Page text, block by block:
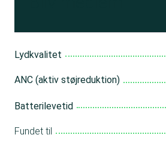
Lydkvalitet
ANC (aktiv støjreduktion)
Batterilevetid
Fundet til